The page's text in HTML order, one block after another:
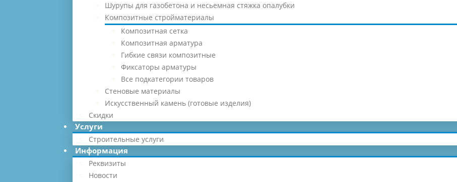
Шурупы для газобетона и несьемная стяжка опалубки
Композитные стройматериалы
Композитная сетка
Композитная арматура
Гибкие связи композитные
Фиксаторы арматуры
Все подкатегории товаров
Стеновые материалы
Искусственный камень (готовые изделия)
Скидки
Услуги
Строительные услуги
Информация
Реквизиты
Новости